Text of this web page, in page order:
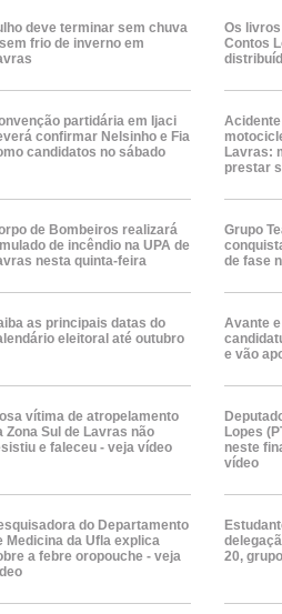
deve terminar sem chuva
frio de inverno em
Os
Contos
partidária em Ijaci
confirmar Nelsinho e Fia
candidatos no sábado
Lavras:
prestar
de Bombeiros realizará
de incêndio na UPA de
nesta quinta-feira
Grupo
de fase
as principais datas do
eleitoral até outubro
Avante
e vão
vítima de atropelamento
Zona Sul de Lavras não
e faleceu - veja vídeo
Lopes
neste
vídeo
do Departamento
Medicina da Ufla explica
a febre oropouche - veja
20,